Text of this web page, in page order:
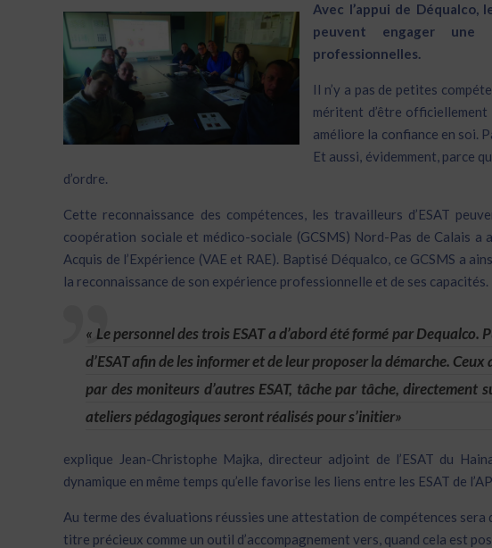
Avec l’appui de Déqualco,
peuvent engager une
professionnelles.
Il n’y a pas de petites
méritent d’être officiellement
améliore la confiance en soi.
Et aussi, évidemment, parce
d’ordre.
Cette reconnaissance des compétences, les travailleurs d’ESAT
coopération sociale et médico-sociale (GCSMS) Nord-Pas de Calais
Acquis de l’Expérience (VAE et RAE). Baptisé Déqualco, ce GCSMS a
la reconnaissance de son expérience professionnelle et de ses capacités.
« Le personnel des trois ESAT a d’abord été formé par
d’ESAT afin de les informer et de leur proposer la démarche.
par des moniteurs d’autres ESAT, tâche par tâche,
ateliers pédagogiques seront réalisés pour s’initier»
explique Jean-Christophe Majka, directeur adjoint de l’ESAT du
dynamique en même temps qu’elle favorise les liens entre les ESAT de
Au terme des évaluations réussies une attestation de compétences sera
titre précieux comme un outil d’accompagnement vers, quand cela est